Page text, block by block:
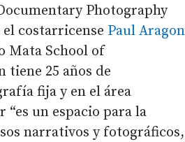
Photography
costarricense Paul Aragon
Mata School of
tiene 25 años de
fija y en el área
un espacio para la
narrativos y fotográficos,